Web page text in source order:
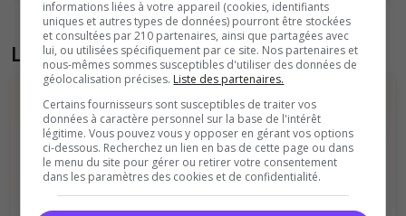
Liste des avis du serveur
Il n'y a pas encore d'avis sur ce serveur.
informations liées à votre appareil (cookies, identifiants
uniques et autres types de données) pourront être stockées
et consultées par 210 partenaires, ainsi que partagées avec
lui, ou utilisées spécifiquement par ce site. Nos partenaires et
nous-mêmes sommes susceptibles d'utiliser des données de
géolocalisation précises. Liste des partenaires.
Certains fournisseurs sont susceptibles de traiter vos
données à caractère personnel sur la base de l'intérêt
légitime. Vous pouvez vous y opposer en gérant vos options
ci-dessous. Recherchez un lien en bas de cette page ou dans
le menu du site pour gérer ou retirer votre consentement
dans les paramètres des cookies et de confidentialité.